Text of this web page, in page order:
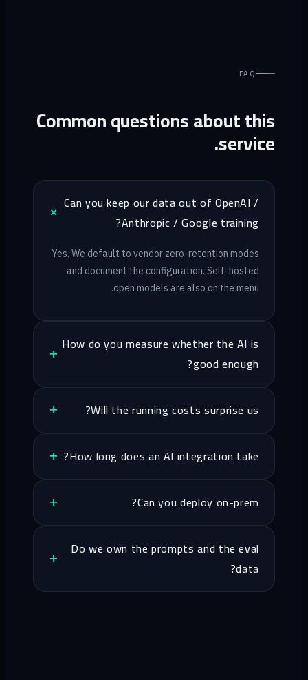
FAQ
Common questions about this
service.
Can you keep our data out of OpenAI /
Anthropic / Google training?
Yes. We default to vendor zero-retention modes
and document the configuration. Self-hosted
open models are also on the menu.
How do you measure whether the AI is
good enough?
Will the running costs surprise us?
How long does an AI integration take?
Can you deploy on-prem?
Do we own the prompts and the eval
data?